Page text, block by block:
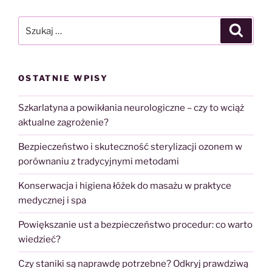
OSTATNIE WPISY
Szkarlatyna a powikłania neurologiczne – czy to wciąż
aktualne zagrożenie?
Bezpieczeństwo i skuteczność sterylizacji ozonem w
porównaniu z tradycyjnymi metodami
Konserwacja i higiena łóżek do masażu w praktyce
medycznej i spa
Powiększanie ust a bezpieczeństwo procedur: co warto
wiedzieć?
Czy staniki są naprawdę potrzebne? Odkryj prawdziwą